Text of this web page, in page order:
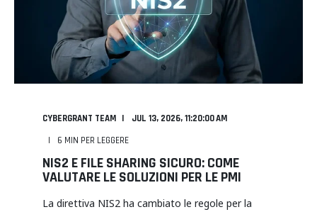
CYBERGRANT TEAM
JUL 13, 2026, 11:20:00 AM
6 MIN PER LEGGERE
NIS2 E FILE SHARING SICURO: COME
VALUTARE LE SOLUZIONI PER LE PMI
La direttiva NIS2 ha cambiato le regole per la